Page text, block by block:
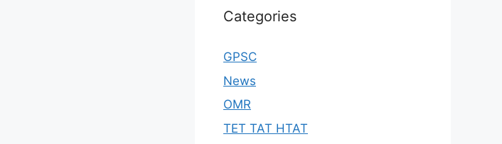
Categories
GPSC
News
OMR
TET TAT HTAT